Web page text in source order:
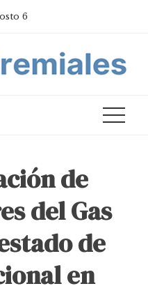
6
de
del Gas
de
en